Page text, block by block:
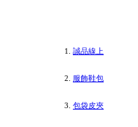
誠品線上
服飾鞋包
包袋皮夾